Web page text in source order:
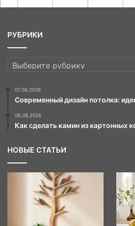
РУБРИКИ
РУБРИКИ
07.08.2026
Современный дизайн потолка:
06.08.2026
Как сделать камин из картонных
НОВЫЕ СТАТЬИ